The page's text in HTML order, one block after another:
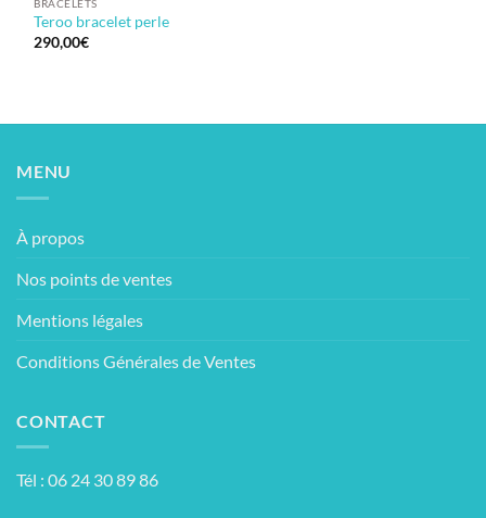
BRACELETS
Teroo bracelet perle
290,00€
MENU
À propos
Nos points de ventes
Mentions légales
Conditions Générales de Ventes
CONTACT
Tél : 06 24 30 89 86